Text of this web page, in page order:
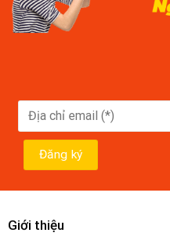
Giới thiệu